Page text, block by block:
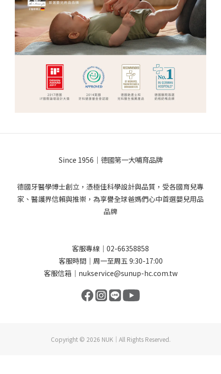
Since 1956｜德國第一大哺育品牌
德國牙醫學博士創立，憑極佳科學設計與品質，受各國育兒專
家、醫護界信賴與推崇，為享譽全球爸媽們心中首選嬰兒用品
品牌
客服專線｜02-66358858
客服時間｜周一至周五 9:30-17:00
客服信箱｜nukservice@sunup-hc.com.tw
Copyright © 2026 NUK｜All Rights Reserved.